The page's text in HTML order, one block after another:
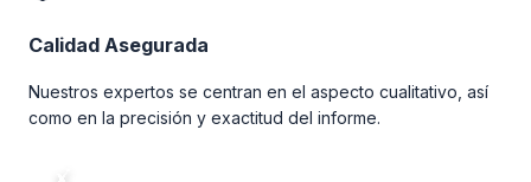
Calidad Asegurada
Nuestros expertos se centran en el aspecto cualitativo, así
como en la precisión y exactitud del informe.